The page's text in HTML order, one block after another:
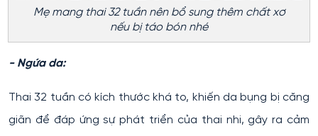
Mẹ mang thai 32 tuần nên bổ sung thêm chất xơ
nếu bị táo bón nhé
- Ngứa da:
Thai 32 tuần có kích thước khá to, khiến da bụng bị căng
giãn để đáp ứng sự phát triển của thai nhi, gây ra cảm